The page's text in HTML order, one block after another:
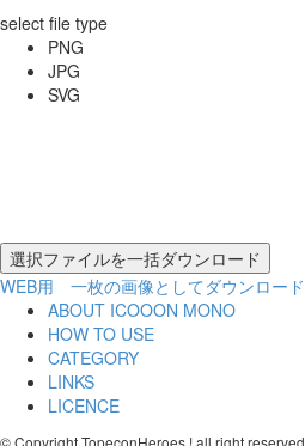
select file type
PNG
JPG
SVG
WEB用 一枚の画像としてダウンロード
ABOUT ICOOON MONO
HOW TO USE
CATEGORY
LINKS
LICENCE
© Copyright TopeconHeroes ! all right reserved.